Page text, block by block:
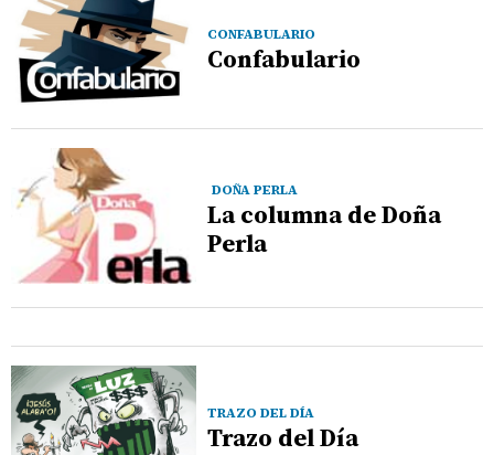
CONFABULARIO
Confabulario
DOÑA PERLA
La columna de Doña
Perla
TRAZO DEL DÍA
Trazo del Día